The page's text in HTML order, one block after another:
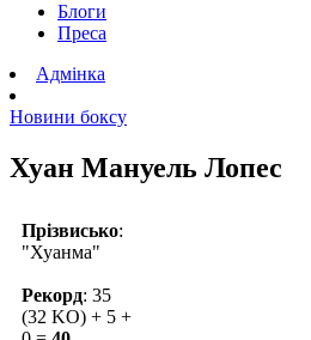
Блоги
Преса
Адмінка
Новини боксу
Хуан Мануель Лопес
Прізвисько:
"Хуанма"
Рекорд: 35
(32 KO) + 5 +